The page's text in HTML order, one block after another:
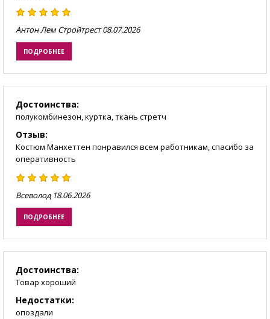
Антон Лем Стройтрест 08.07.2026
ПОДРОБНЕЕ
Достоинства:
полукомбинезон, куртка, ткань стретч
Отзыв:
Костюм Манхеттен понравился всем работникам, спасибо за
оперативность
Всеволод 18.06.2026
ПОДРОБНЕЕ
Достоинства:
Товар хороший
Недостатки:
опоздали